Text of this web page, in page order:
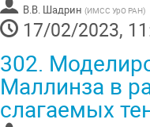
В.В. Шадрин (ИМСС УрО РАН)
17/02/2023,
302.
Маллинза в
слагаемых